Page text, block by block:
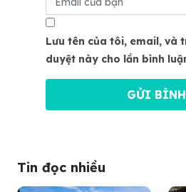
Lưu tên của tôi, email, và
duyệt này cho lần bình
Tin đọc nhiều